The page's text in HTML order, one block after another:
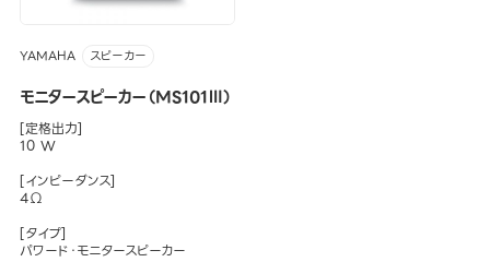
YAMAHA スピーカー
モニタースピーカー（MS101Ⅲ）
[定格出力]
10 W
[インピーダンス]
4Ω
[タイプ]
パワード・モニタースピーカー